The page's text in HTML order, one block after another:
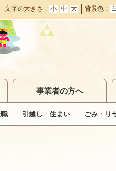
文字の大きさ 小 中 大 背景色 白
引越し・住まい ごみ・リ
事業者の方へ